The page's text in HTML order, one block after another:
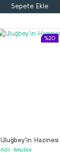
Sepete Ekle
%20
Uluğbey'in Hazinesi
Adil Yakubov